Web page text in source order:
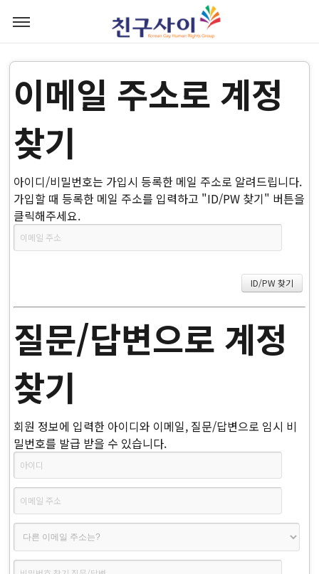
이메일 주소로 계정
찾기
아이디/비밀번호는 가입시 등록한 메일 주소로 알려드립니다.
가입할 때 등록한 메일 주소를 입력하고 "ID/PW 찾기" 버튼을
클릭해주세요.
질문/답변으로 계정
찾기
회원 정보에 입력한 아이디와 이메일, 질문/답변으로 임시 비
밀번호를 발급 받을 수 있습니다.